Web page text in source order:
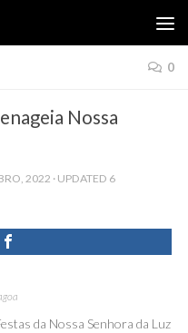
0
Nossa
2022 · UPDATED 6
da Nossa Senhora da Luz